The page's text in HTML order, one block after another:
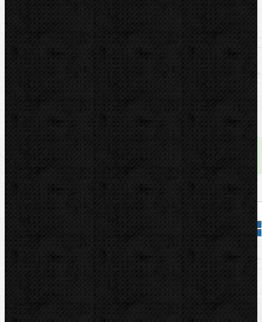
U nás zaplatíte
2 229,00Kč
U nás zaplatíte s DPH
2 697,09 Kč
Dostupnost:
skladem
Množství:
Přidat do košíku
Kód zboží:
11931
Značka:
RIDGID
Popis
Soubory/Odkazy